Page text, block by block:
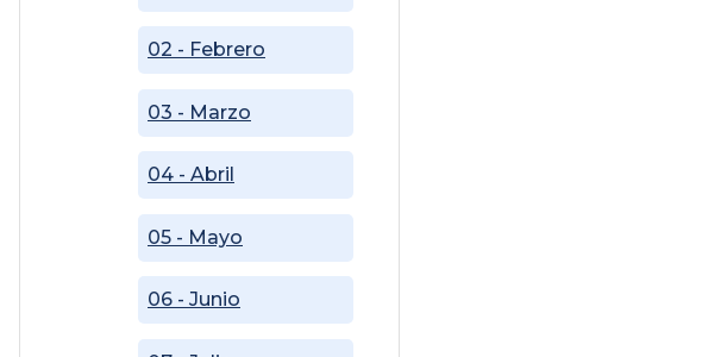
02 - Febrero
03 - Marzo
04 - Abril
05 - Mayo
06 - Junio